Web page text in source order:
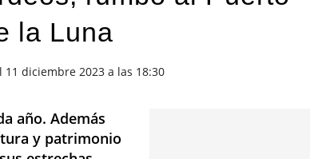
la Luna
11 diciembre 2023 a las 18:30
año. Además
y patrimonio